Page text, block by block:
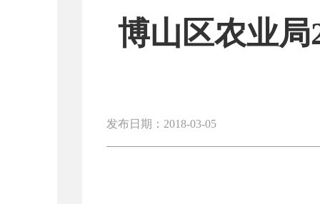
博山区农业
发布日期：2018-03-05